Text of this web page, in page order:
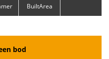
BuiltArea
bod